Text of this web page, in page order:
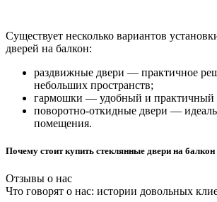
Существует несколько вариантов
дверей на балкон:
раздвижные двери — практичное
небольших пространств;
гармошки — удобный и практичный
поворотно-откидные двери —
помещения.
Почему стоит купить стеклянные двери на балкон
Отзывы о нас
Что говорят о нас: истории довольных